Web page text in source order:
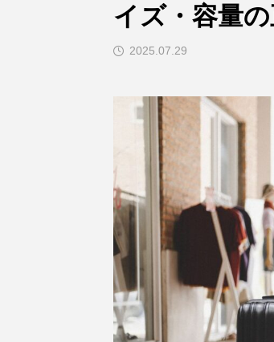
まれ続ける――ガザ在
住チームが記録したド
キュメンタリー『9月の
アル・ラシード通り』
Rooney
第6
『の
てい
イズ・容量
2025.07.29